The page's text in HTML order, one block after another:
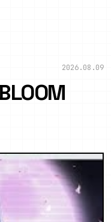
2026.08.09